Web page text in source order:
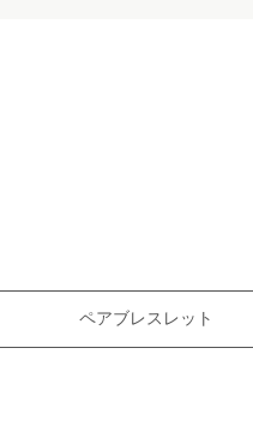
ペアブレスレット